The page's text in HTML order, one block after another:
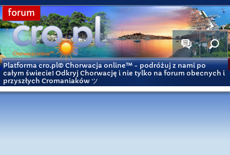
forum
Platforma cro.pl© Chorwacja online™ - podróżuj z nami po
całym świecie! Odkryj Chorwację i nie tylko na forum obecnych i
przyszłych Cromaniaków ツ